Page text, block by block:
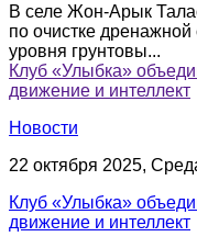
В селе Жон-Арык
по очистке
уровня грунтовы...
Клуб «Улыбка»
движение и интеллект
Новости
22 октября 2025,
Клуб «Улыбка»
движение и интеллект